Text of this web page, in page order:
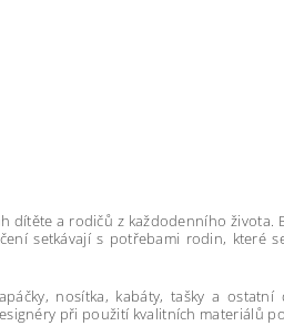
a rodičů z každodenního života.
setkávají s potřebami rodin, které
nosítka, kabáty, tašky a
při použití kvalitních materiálů